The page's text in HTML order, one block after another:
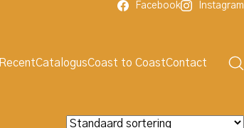
Facebook Instagram
RecentCatalogusCoast to CoastContact